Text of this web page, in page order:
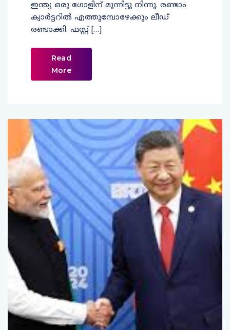
ഇന്ത്യ ഒരു ഗോളിന് മുന്നിട്ടു നിന്നു. രണ്ടാം
ക്വാര്‍ട്ടറില്‍ എത്തുമ്പോഴേക്കും ലീഡ്
രണ്ടാക്കി. ഫസ്റ്റ് […]
Read
More